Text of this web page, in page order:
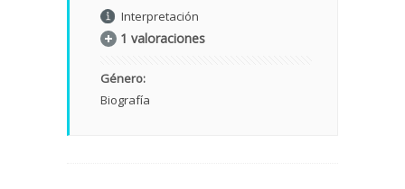
Interpretación
1 valoraciones
Género:
Biografía